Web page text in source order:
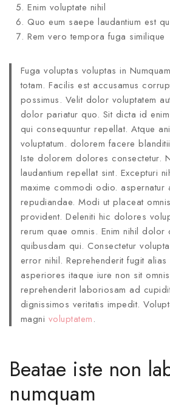
Enim voluptate nihil
Quo eum saepe laudantium est
Rem vero tempora fuga similique
Fuga voluptas voluptas in
totam. Facilis est accusamus
possimus. Velit dolor voluptatem
dolor pariatur quo. Sit dicta id
qui consequuntur repellat. Atque
voluptatum. dolorem facere
Iste dolorem dolores consectetur.
laudantium repellat sint. Excepturi
maxime commodi odio. aspernatur
repudiandae. Modi ut placeat
provident. Deleniti hic dolores
rerum quae omnis. Enim nihil dolor
quibusdam qui. Consectetur
error nihil. Reprehenderit fugit alias
asperiores itaque iure non sit
reprehenderit laboriosam ad
dignissimos veritatis impedit.
magni voluptatem.
Beatae iste non
numquam